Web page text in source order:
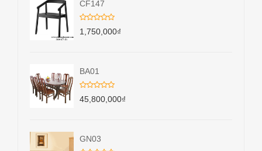
CF147
1,750,000₫
BA01
45,800,000₫
GN03